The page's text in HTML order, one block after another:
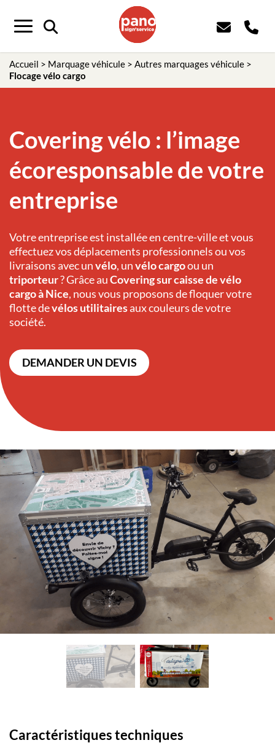
Menu
Accueil > Marquage véhicule > Autres marquages véhicule >
Flocage vélo cargo
Covering vélo : l’image
écoresponsable de votre
entreprise
Votre entreprise est installée en centre-ville et vous
effectuez vos déplacements professionnels ou vos
livraisons avec unvélo, unvélo cargoou un
triporteur? Grâce auCovering sur caisse de vélo
cargo à Nice, nous vous proposons de floquer votre
flotte devélos utilitairesaux couleurs de votre
société.
DEMANDER UN DEVIS
Caractéristiques techniques
Panneau de gestion des cookies